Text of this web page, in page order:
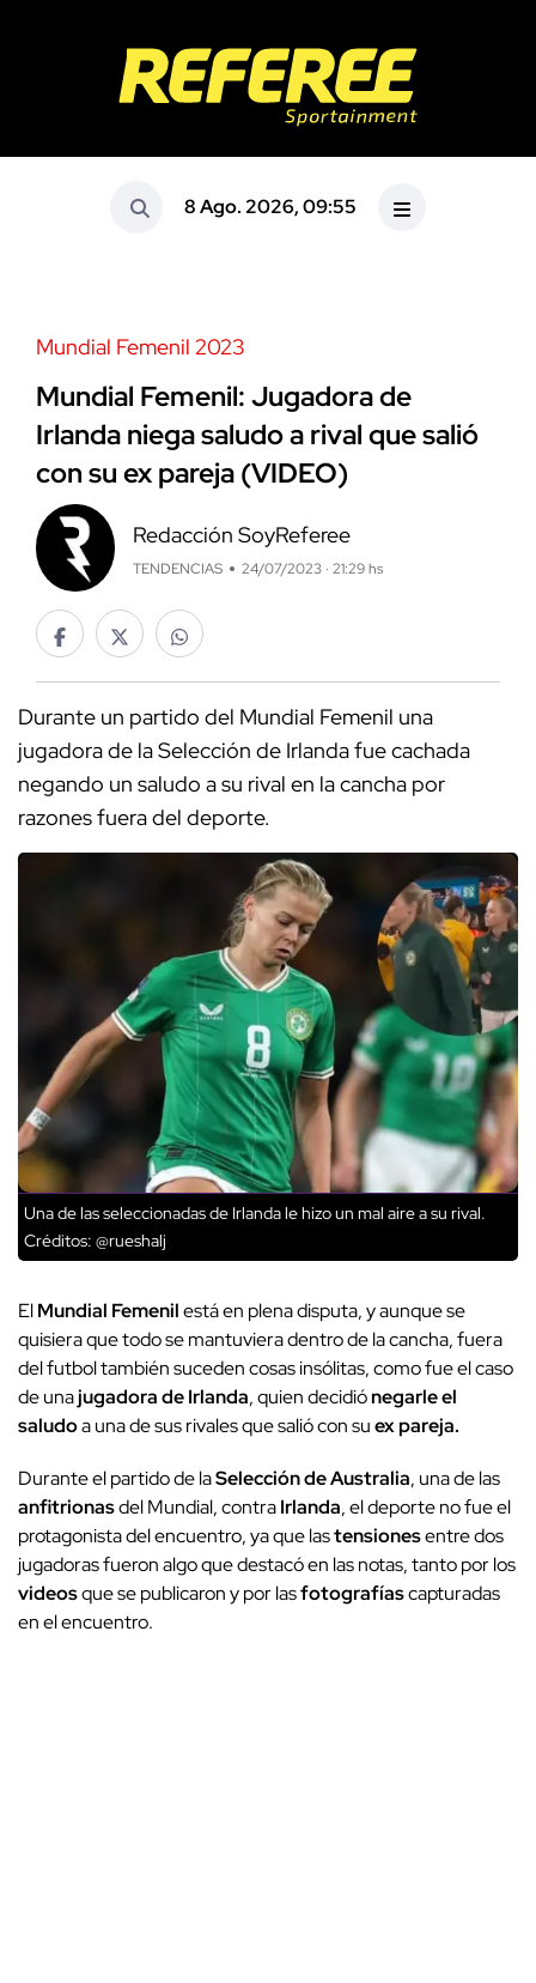
8 Ago. 2026, 09:55
Mundial Femenil 2023
Mundial Femenil: Jugadora de
Irlanda niega saludo a rival que salió
con su ex pareja (VIDEO)
Redacción SoyReferee
TENDENCIAS 24/07/2023 · 21:29 hs
Durante un partido del Mundial Femenil una
jugadora de la Selección de Irlanda fue cachada
negando un saludo a su rival en la cancha por
razones fuera del deporte.
Una de las seleccionadas de Irlanda le hizo un mal aire a su rival.
Créditos: @rueshalj
ElMundial Femenilestá en plena disputa, y aunque se
quisiera que todo se mantuviera dentro de la cancha, fuera
del futbol también suceden cosas insólitas, como fue el caso
de unajugadora de Irlanda, quien decidiónegarle el
saludoa una de sus rivales que salió con suex pareja.
Durante el partido de laSelección de Australia, una de las
anfitrionasdel Mundial, contraIrlanda, el deporte no fue el
protagonista del encuentro, ya que lastensionesentre dos
jugadoras fueron algo que destacó en las notas, tanto por los
videosque se publicaron y por lasfotografíascapturadas
en el encuentro.